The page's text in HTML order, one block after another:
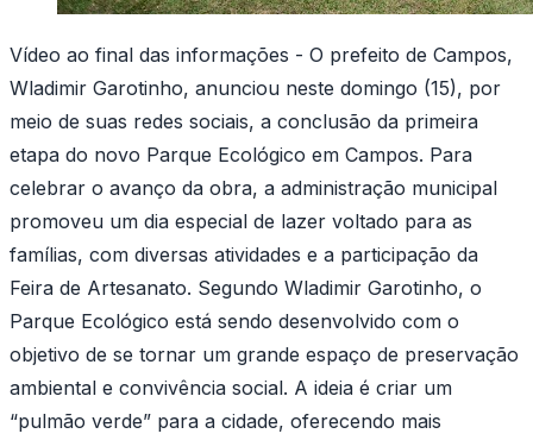
Vídeo ao final das informações - O prefeito de Campos,
Wladimir Garotinho, anunciou neste domingo (15), por
meio de suas redes sociais, a conclusão da primeira
etapa do novo Parque Ecológico em Campos. Para
celebrar o avanço da obra, a administração municipal
promoveu um dia especial de lazer voltado para as
famílias, com diversas atividades e a participação da
Feira de Artesanato. Segundo Wladimir Garotinho, o
Parque Ecológico está sendo desenvolvido com o
objetivo de se tornar um grande espaço de preservação
ambiental e convivência social. A ideia é criar um
“pulmão verde” para a cidade, oferecendo mais